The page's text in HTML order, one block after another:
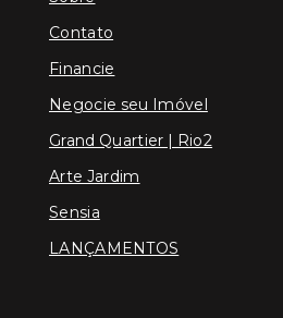
Contato
Financie
Negocie seu Imóvel
Grand Quartier | Rio2
Arte Jardim
Sensia
LANÇAMENTOS